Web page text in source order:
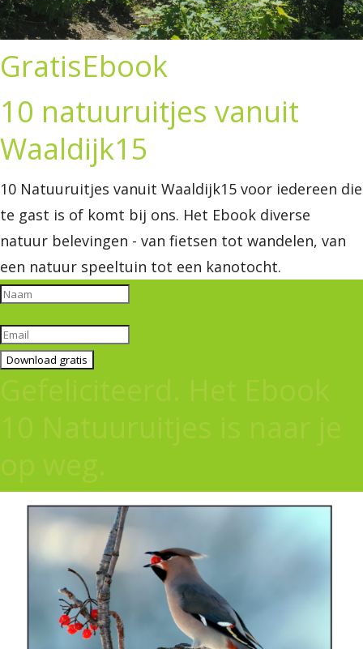
GratisEbook
10 natuuruitjes vanuit
Waaldijk15
10 Natuuruitjes vanuit Waaldijk15 voor iedereen die
te gast is of komt bij ons. Het Ebook diverse
natuur belevingen - van fietsen tot wandelen, van
een natuur speeltuin tot een kanotocht.
Download gratis